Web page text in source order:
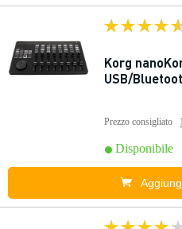
Korg
USB/
Prezzo consigliato
Disponibile